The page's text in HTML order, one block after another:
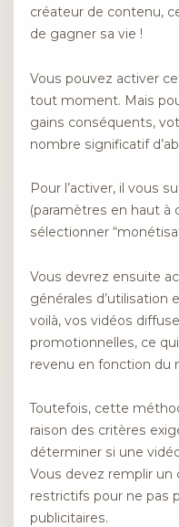
créateur de contenu,
de gagner sa vie !
Vous pouvez activer
tout moment. Mais
gains conséquents,
nombre significatif
Pour l’activer, il vous
(paramètres en haut à
sélectionner
Vous devrez ensuite
générales d’utilisation
voilà, vos vidéos
promotionnelles, ce
revenu en fonction du
Toutefois, cette
raison des critères
déterminer si une
Vous devez remplir
restrictifs pour ne pas
publicitaires.